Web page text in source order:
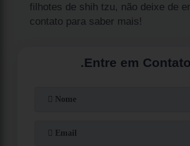
filhotes de shih tzu, não deixe de
contato para saber mais!
.Entre em Contato